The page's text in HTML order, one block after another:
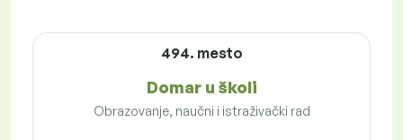
494. mesto
Domar u školi
Obrazovanje, naučni i istraživački rad